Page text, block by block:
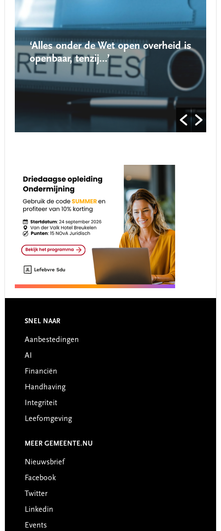
‘Alles onder de Wet open overheid is
openbaar, tenzij…’
Footer
SNEL NAAR
Aanbestedingen
AI
Financiën
Handhaving
Integriteit
Leefomgeving
MEER GEMEENTE.NU
Nieuwsbrief
Facebook
Twitter
Linkedin
Events